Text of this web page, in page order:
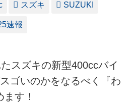
スズキ SUZUKI
速報
スズキの新型400ccバイ
ゴいのかをなるべく『わ
す！